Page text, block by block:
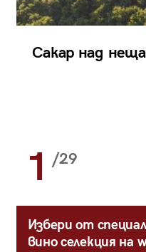
Сакар над
1 /29
Избери от
вино селекция на